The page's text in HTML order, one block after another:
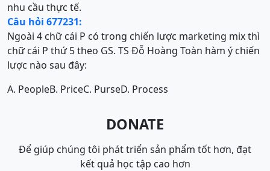
nhu cầu thực tế.
Câu hỏi 677231:
Ngoài 4 chữ cái P có trong chiến lược marketing mix thì
chữ cái P thứ 5 theo GS. TS Đỗ Hoàng Toàn hàm ý chiến
lược nào sau đây:
A. PeopleB. PriceC. PurseD. Process
DONATE
Để giúp chúng tôi phát triển sản phẩm tốt hơn, đạt
kết quả học tập cao hơn